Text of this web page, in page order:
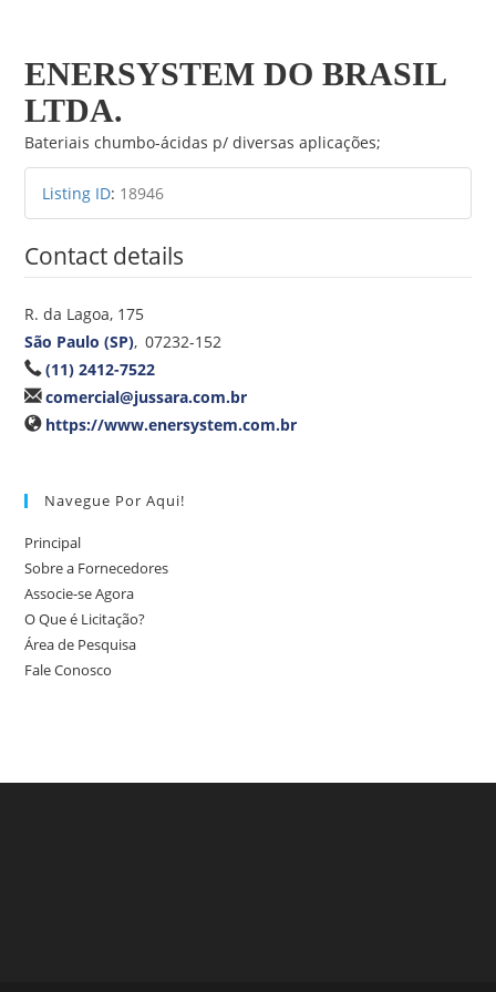
conteúdo
ENERSYSTEM DO BRASIL
LTDA.
Bateriais chumbo-ácidas p/ diversas aplicações;
Listing ID: 18946
Contact details
R. da Lagoa, 175
São Paulo (SP), 07232-152
(11) 2412-7522
comercial@jussara.com.br
https://www.enersystem.com.br
Navegue Por Aqui!
Principal
Sobre a Fornecedores
Associe-se Agora
O Que é Licitação?
Área de Pesquisa
Fale Conosco